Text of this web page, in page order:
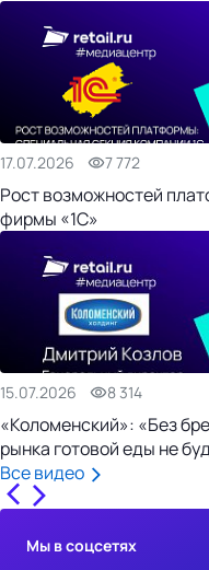
17.07.2026 7 772
Рост возможностей
фирмы «1С»
15.07.2026 8 314
«Коломенский»: «Без
рынка готовой еды не
Все видео
Мы в соцсетях